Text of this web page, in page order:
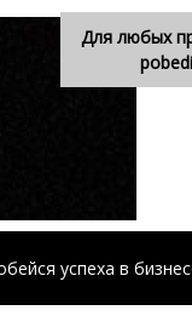
успеха в
Для любых